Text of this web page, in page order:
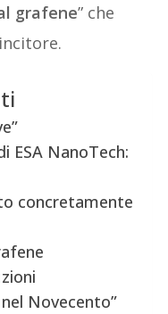
grafene” che
ESA NanoTech:
concretamente
Novecento”